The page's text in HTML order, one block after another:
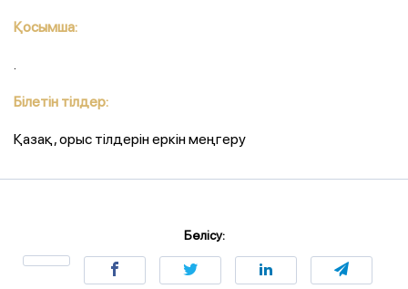
Қосымша:
.
Білетін тілдер:
Қазақ, орыс тілдерін еркін меңгеру
Бөлісу: